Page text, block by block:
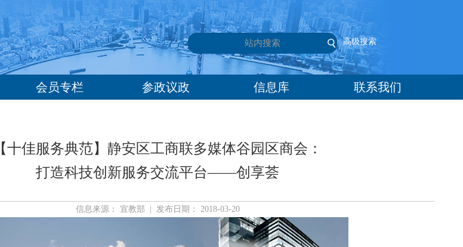
高级搜索
会员专栏 参政议政 信息库 联系我们
【十佳服务典范】静安区工商联多媒体谷园区商会：
打造科技创新服务交流平台——创享荟
信息来源： 宣教部 | 发布日期： 2018-03-20